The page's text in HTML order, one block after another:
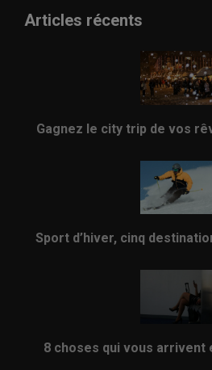
Articles récents
Gagnez le city trip de vos
Sport d’hiver, cinq
8 choses qui vous arrivent